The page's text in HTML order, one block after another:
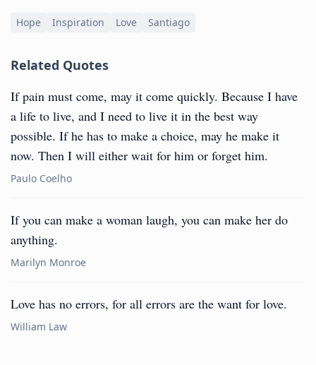
Hope Inspiration Love Santiago
Related Quotes
If pain must come, may it come quickly. Because I have
a life to live, and I need to live it in the best way
possible. If he has to make a choice, may he make it
now. Then I will either wait for him or forget him.
Paulo Coelho
If you can make a woman laugh, you can make her do
anything.
Marilyn Monroe
Love has no errors, for all errors are the want for love.
William Law